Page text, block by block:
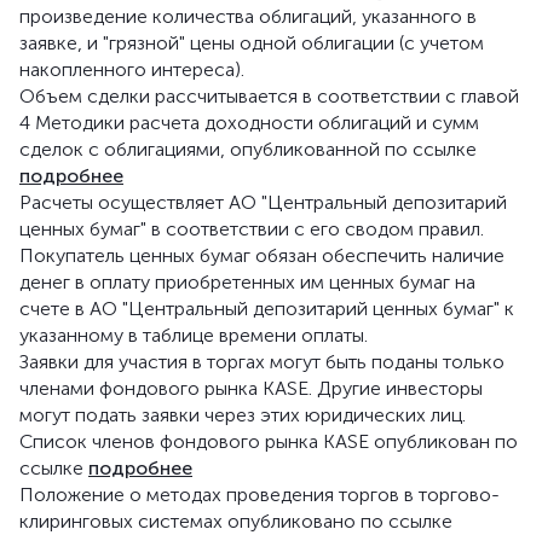
произведение количества облигаций, указанного в
заявке, и "грязной" цены одной облигации (с учетом
накопленного интереса).
Объем сделки рассчитывается в соответствии с главой
4 Методики расчета доходности облигаций и сумм
сделок с облигациями, опубликованной по ссылке
подробнее
Расчеты осуществляет АО "Центральный депозитарий
ценных бумаг" в соответствии с его сводом правил.
Покупатель ценных бумаг обязан обеспечить наличие
денег в оплату приобретенных им ценных бумаг на
счете в АО "Центральный депозитарий ценных бумаг" к
указанному в таблице времени оплаты.
Заявки для участия в торгах могут быть поданы только
членами фондового рынка KASE. Другие инвесторы
могут подать заявки через этих юридических лиц.
Список членов фондового рынка KASE опубликован по
ссылке подробнее
Положение о методах проведения торгов в торгово-
клиринговых системах опубликовано по ссылке